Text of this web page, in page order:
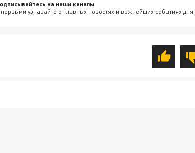
на наши каналы
первыми узнавайте о главных новостях и важнейших событиях дня.